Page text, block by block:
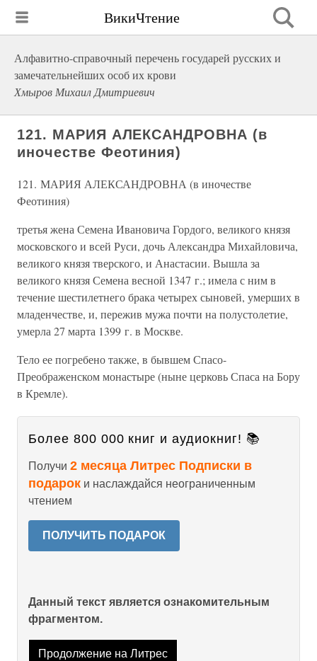
ВикиЧтение
Алфавитно-справочный перечень государей русских и
замечательнейших особ их крови
Хмыров Михаил Дмитриевич
121. МАРИЯ АЛЕКСАНДРОВНА (в
иночестве Феотиния)
121. МАРИЯ АЛЕКСАНДРОВНА (в иночестве
Феотиния)
третья жена Семена Ивановича Гордого, великого князя
московского и всей Руси, дочь Александра Михайловича,
великого князя тверского, и Анастасии. Вышла за
великого князя Семена весной 1347 г.; имела с ним в
течение шестилетнего брака четырех сыновей, умерших в
младенчестве, и, пережив мужа почти на полустолетие,
умерла 27 марта 1399 г. в Москве.
Тело ее погребено также, в бывшем Спасо-
Преображенском монастыре (ныне церковь Спаса на Бору
в Кремле).
Более 800 000 книг и аудиокниг! 📚
Получи 2 месяца Литрес Подписки в
подарок и наслаждайся неограниченным
чтением
ПОЛУЧИТЬ ПОДАРОК
Данный текст является ознакомительным
фрагментом.
Продолжение на Литрес